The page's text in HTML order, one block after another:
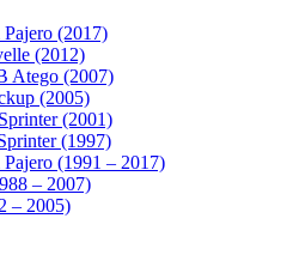
(2017)
(2012)
Atego (2007)
(2005)
(2001)
(1997)
(1991 – 2017)
– 2007)
– 2005)